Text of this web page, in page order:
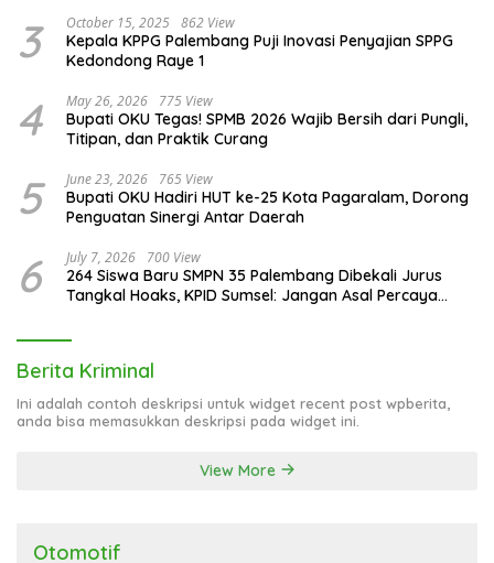
3 October 15, 2025 862 View
Kepala KPPG Palembang Puji Inovasi Penyajian SPPG
Kedondong Raye 1
4 May 26, 2026 775 View
Bupati OKU Tegas! SPMB 2026 Wajib Bersih dari Pungli,
Titipan, dan Praktik Curang
5 June 23, 2026 765 View
Bupati OKU Hadiri HUT ke-25 Kota Pagaralam, Dorong
Penguatan Sinergi Antar Daerah
6 July 7, 2026 700 View
264 Siswa Baru SMPN 35 Palembang Dibekali Jurus
Tangkal Hoaks, KPID Sumsel: Jangan Asal Percaya
Berita Kriminal
Ini adalah contoh deskripsi untuk widget recent post wpberita,
anda bisa memasukkan deskripsi pada widget ini.
View More
Otomotif